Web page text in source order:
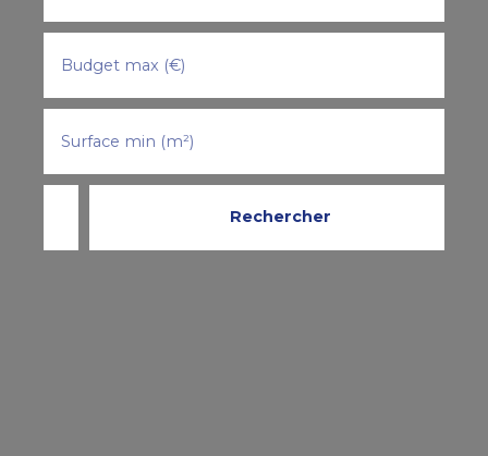
Budget max (€)
Surface min (m²)
Rechercher